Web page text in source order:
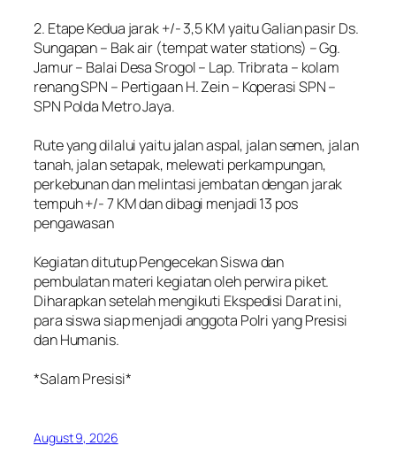
‎2. Etape Kedua jarak +/- 3,5 KM yaitu Galian pasir Ds.
Sungapan – Bak air (tempat water stations) – Gg.
Jamur – Balai Desa Srogol – Lap. Tribrata – kolam
renang SPN – Pertigaan H. Zein – Koperasi SPN –
SPN Polda Metro Jaya.
‎Rute yang dilalui yaitu jalan aspal, jalan semen, jalan
tanah, jalan setapak, melewati perkampungan,
perkebunan dan melintasi jembatan dengan jarak
tempuh +/- 7 KM dan dibagi menjadi 13 pos
pengawasan
‎Kegiatan ditutup Pengecekan Siswa dan
pembulatan materi kegiatan oleh perwira piket.
Diharapkan setelah mengikuti Ekspedisi Darat ini,
para siswa siap menjadi anggota Polri yang Presisi
dan Humanis.
‎*Salam Presisi*
August 9, 2026